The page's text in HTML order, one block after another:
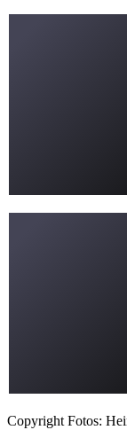
Copyright Fotos: